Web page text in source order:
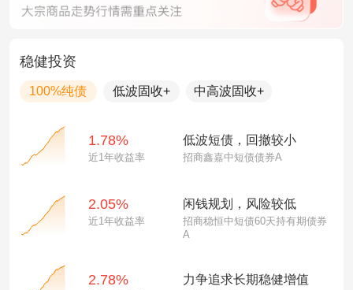
稳健投资
100%纯债 低波固收+ 中高波固收+
1.78%
近1年收益率
低波短债，回撤较小
招商鑫嘉中短债债券A
2.05%
近1年收益率
闲钱规划，风险较低
招商稳恒中短债60天持有期债券
A
2.78% 力争追求长期稳健增值